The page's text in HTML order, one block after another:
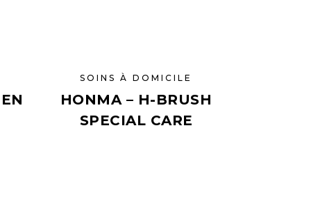
SOINS À DOMICILE
HONMA – H-BRUSH
SPECIAL CARE